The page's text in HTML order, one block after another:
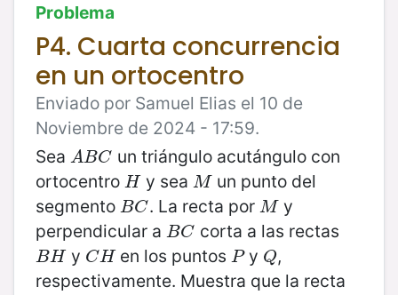
Problema
P4. Cuarta concurrencia
en un ortocentro
Enviado por Samuel Elias el 10 de
Noviembre de 2024 - 17:59.
Sea A BC
ABC
un triángulo acutángulo con
ortocentro H
Hy sea M
M un punto del
segmento BC
BC . La recta por M
M y
perpendicular a BC
BC corta a las rectas
BH
BH y CH
CH en los puntos P
Py Q
Q,
respectivamente. Muestra que la recta